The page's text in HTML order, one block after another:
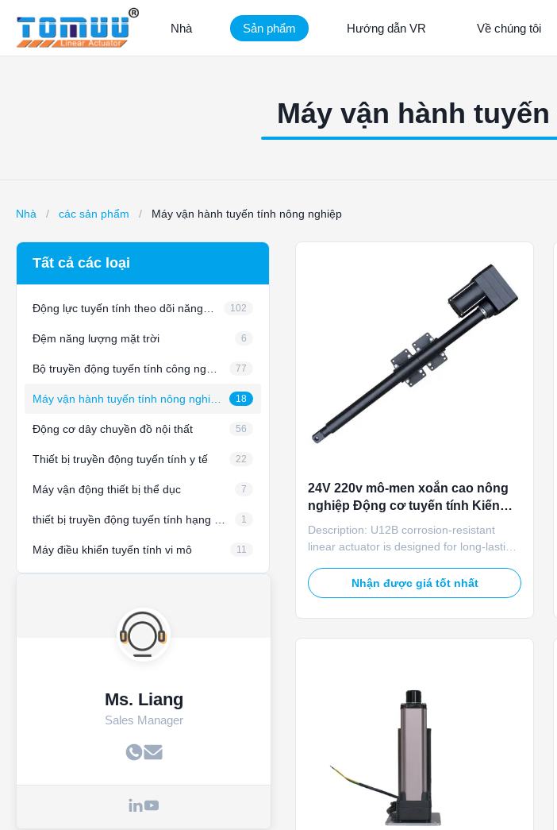
Nhà Sản phẩm Hướng dẫn VR Về chúng tôi
Máy vận hành
Nhà / các sản phẩm / Máy vận hành tuyến tính nông nghiệp
Tất cả các loại
102
Đệm năng lượng mặt trời 6
77
18
Động cơ dây chuyền đồ nội thất 56
Thiết bị truyền động tuyến tính y tế 22
Máy vận động thiết bị thể dục 7
1
Máy điều khiển tuyến tính vi mô 11
Ms. Liang
Sales Manager
24V 220v mô-men xoắn cao nông
nghiệp Động cơ tuyến tính Kiến
trúc chống nước cho thông gió
nông trại
Description: U12B corrosion‑resistant
linear actuator is designed for long‑lasting
operates on 120/220VAC or 24VDC,
delivers 5000N rated and 6000N max
Nhận được giá tốt nhất